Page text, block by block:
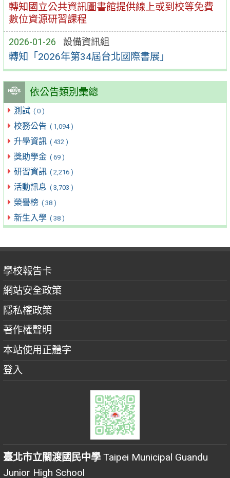
轉知國立公共資訊圖書館提供線上或到校等免費
數位資源研習課程
2026-01-26 設備資訊組
轉知「2026年第34屆台北國際書展」
依公告類別彙總
測試 ( 0 )
校務公告 ( 1,094 )
升學資訊 ( 432 )
獎助學金 ( 69 )
研習資訊 ( 2,216 )
活動訊息 ( 3,703 )
榮譽榜 ( 38 )
新生入學 ( 38 )
學校報告卡
網站安全政策
隱私權政策
著作權聲明
本站使用正體字
登入
臺北市立關渡國民中學 Taipei Municipal Guandu
Junior High School